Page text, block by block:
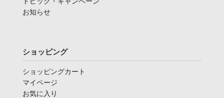
お知らせ
ショッピング
ショッピングカート
マイページ
お気に入り